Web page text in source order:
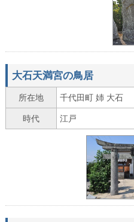
大石天満宮の鳥居
所在地 千代田町 姉 大石
時代 江戸